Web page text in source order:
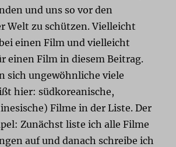
und uns so vor den
Welt zu schützen. Vielleicht
einen Film und vielleicht
einen Film in diesem Beitrag.
sich ungewöhnliche viele
hier: südkoreanische,
Filme in der Liste. Der
Zunächst liste ich alle Filme
auf und danach schreibe ich